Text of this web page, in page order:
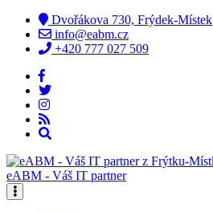
Dvořákova 730, Frýdek-Místek
info@eabm.cz
+420 777 027 509
eABM - Váš IT partner